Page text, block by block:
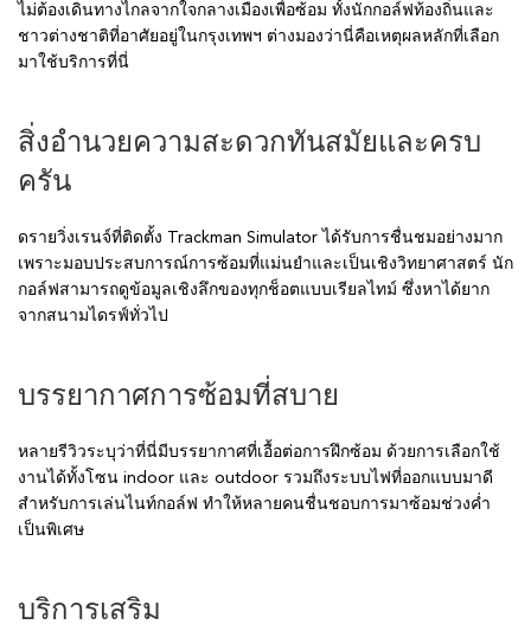
ไม่ต้องเดินทางไกลจากใจกลางเมืองเพื่อซ้อม ทั้งนักกอล์ฟท้องถิ่นและ
ชาวต่างชาติที่อาศัยอยู่ในกรุงเทพฯ ต่างมองว่านี่คือเหตุผลหลักที่เลือก
มาใช้บริการที่นี่
สิ่งอำนวยความสะดวกทันสมัยและครบ
ครัน
ดรายวิ่งเรนจ์ที่ติดตั้ง Trackman Simulator ได้รับการชื่นชมอย่างมาก
เพราะมอบประสบการณ์การซ้อมที่แม่นยำและเป็นเชิงวิทยาศาสตร์ นัก
กอล์ฟสามารถดูข้อมูลเชิงลึกของทุกช็อตแบบเรียลไทม์ ซึ่งหาได้ยาก
จากสนามไดรฟ์ทั่วไป
บรรยากาศการซ้อมที่สบาย
หลายรีวิวระบุว่าที่นี่มีบรรยากาศที่เอื้อต่อการฝึกซ้อม ด้วยการเลือกใช้
งานได้ทั้งโซน indoor และ outdoor รวมถึงระบบไฟที่ออกแบบมาดี
สำหรับการเล่นไนท์กอล์ฟ ทำให้หลายคนชื่นชอบการมาซ้อมช่วงค่ำ
เป็นพิเศษ
บริการเสริม